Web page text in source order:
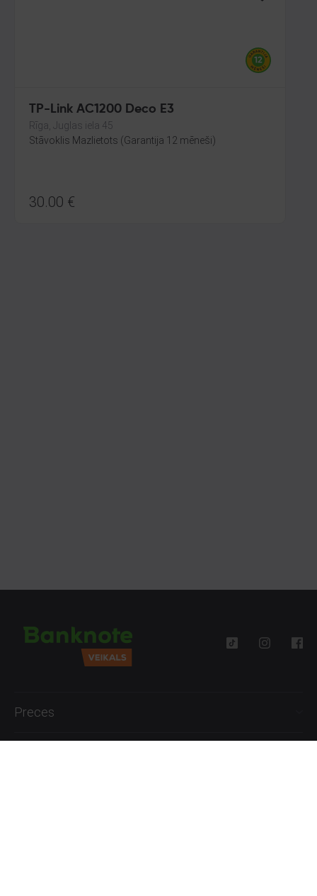
TP-Link AC1200 Deco E3
Rīga, Juglas iela 45
Stāvoklis Mazlietots (Garantija 12 mēneši)
30.00 €
Preces